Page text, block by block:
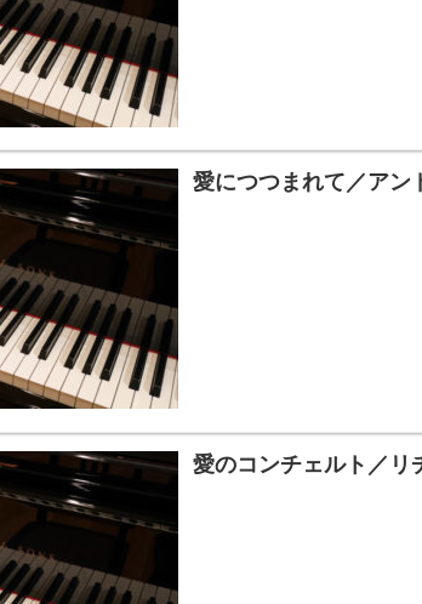
愛につつまれて／アン
愛のコンチェルト／リ